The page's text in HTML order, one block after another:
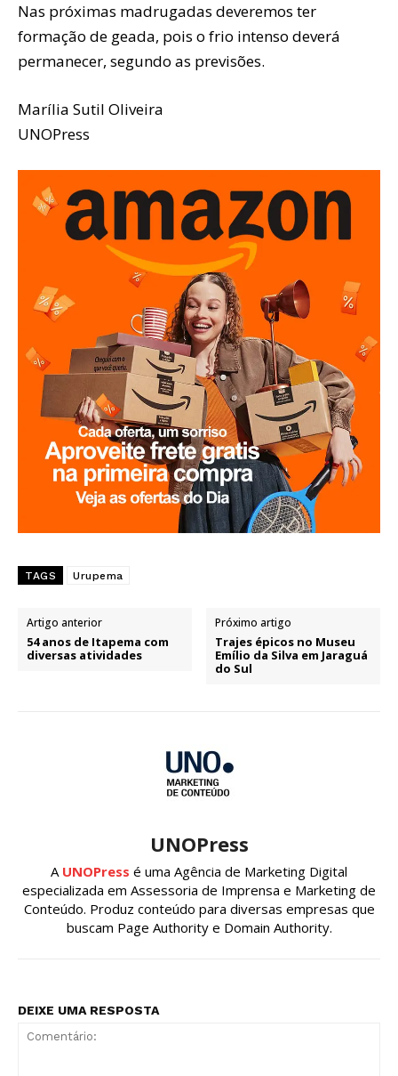
Nas próximas madrugadas deveremos ter
formação de geada, pois o frio intenso deverá
permanecer, segundo as previsões.
Marília Sutil Oliveira
UNOPress
TAGS Urupema
Artigo anterior
54 anos de Itapema com
diversas atividades
Próximo artigo
Trajes épicos no Museu
Emílio da Silva em Jaraguá
do Sul
UNOPress
A UNOPress é uma Agência de Marketing Digital
especializada em Assessoria de Imprensa e Marketing de
Conteúdo. Produz conteúdo para diversas empresas que
buscam Page Authority e Domain Authority.
DEIXE UMA RESPOSTA